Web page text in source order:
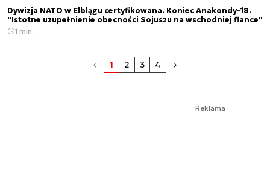
Dywizja NATO w Elblągu certyfikowana. Koniec Anakondy-18.
"Istotne uzupełnienie obecności Sojuszu na wschodniej flance"
1 min.
1 2 3 4
Reklama